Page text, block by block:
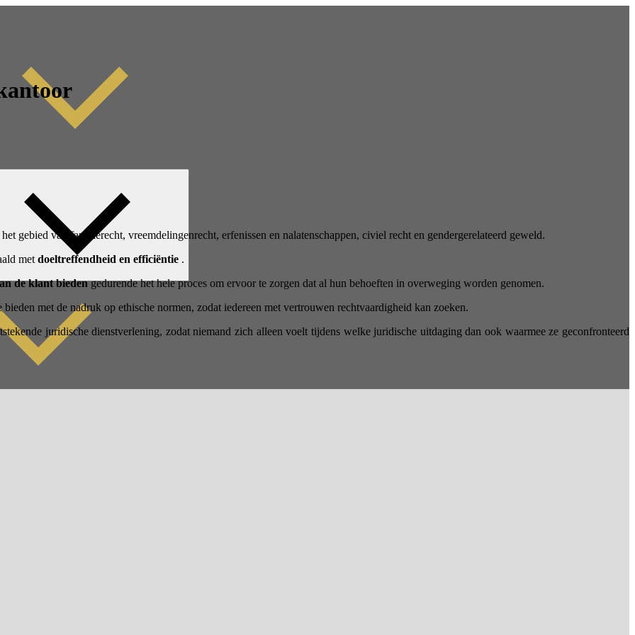
gebied van familierecht, vreemdelingenrecht, erfenissen en nalatenschappen, civiel recht en gendergerelateerd geweld.
met doeltreffendheid en efficiëntie .
de klant biedengedurende het hele proces om ervoor te zorgen dat al hun behoeften in overweging worden genomen.
met de nadruk op ethische normen, zodat iedereen met vertrouwen rechtvaardigheid kan zoeken.
juridische dienstverlening, zodat niemand zich alleen voelt tijdens welke juridische uitdaging dan ook waarmee ze geconfronteerd